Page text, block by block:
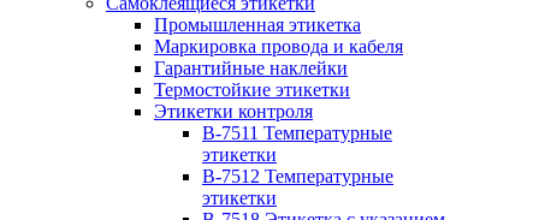
Промышленная этикетка
Маркировка провода и кабеля
Гарантийные наклейки
Термостойкие этикетки
Этикетки контроля
B-7511 Температурные
этикетки
B-7512 Температурные
этикетки